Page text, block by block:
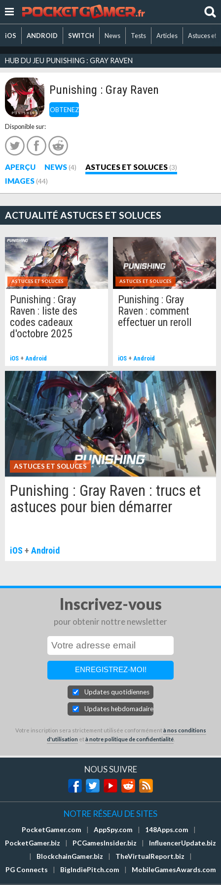
iOS ANDROID SWITCH News Tests Articles Astuces et
HUB DU JEU PUNISHING : GRAY RAVEN
OBTENEZ
Punishing : Gray Raven
Disponible sur:
APERÇU NEWS (4) ASTUCES ET SOLUCES (3)
IMAGES (44)
ACTUALITÉ ASTUCES ET SOLUCES
ASTUCES ET SOLUCES
Punishing : Gray
Raven : liste des
codes cadeaux
d'octobre 2025
iOS + Android
ASTUCES ET SOLUCES
Punishing : Gray
Raven : comment
effectuer un reroll
iOS + Android
ASTUCES ET SOLUCES
Punishing : Gray Raven : trucs et
astuces pour bien démarrer
iOS + Android
Inscrivez-vous
pour obtenir nottre newsletter
Updates quotidiennes
Updates hebdomadaires
Votre inscription sera strictement utilisée conformémentà nos conditions
d'utilisation età notre politique de confidentialité.
NOUS SUIVRE
NOTRE RÉSEAU DE SITES
PocketGamer.com AppSpy.com 148Apps.com
PocketGamer.biz
PCGamesInsider.biz
InfluencerUpdate.biz
BlockchainGamer.biz TheVirtualReport.biz
PG Connects
BigIndiePitch.com MobileGamesAwards.com